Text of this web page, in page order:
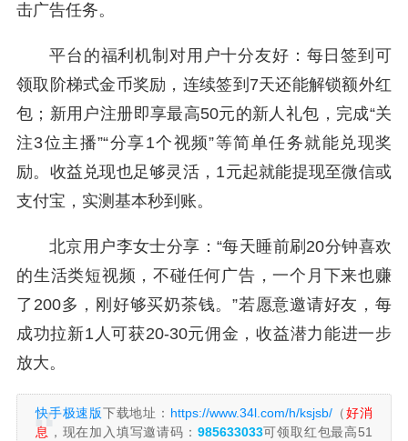
击广告任务。
平台的福利机制对用户十分友好：每日签到可
领取阶梯式金币奖励，连续签到7天还能解锁额外红
包；新用户注册即享最高50元的新人礼包，完成“关
注3位主播”“分享1个视频”等简单任务就能兑现奖
励。收益兑现也足够灵活，1元起就能提现至微信或
支付宝，实测基本秒到账。
北京用户李女士分享：“每天睡前刷20分钟喜欢
的生活类短视频，不碰任何广告，一个月下来也赚
了200多，刚好够买奶茶钱。”若愿意邀请好友，每
成功拉新1人可获20-30元佣金，收益潜力能进一步
放大。
快手极速版下载地址： https://www.34l.com/h/ksjsb/（好消
息 ，现在加入填写邀请码： 985633033可领取红包最高51